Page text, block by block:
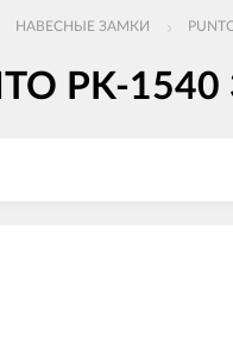
НАВЕСНЫЕ ЗАМКИ
PK-